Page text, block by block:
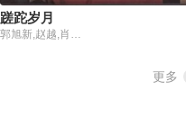
蹉跎岁月
郭旭新,赵越,肖雄,李龙吟,丛林,李林选,叶千荣,周虹,陈玛娅,肖林,林永坤,牛星丽,李翔,辛汉,李芹,张世明,晴子,大明,周谅量
更多